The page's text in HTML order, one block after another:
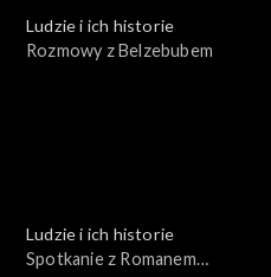
Ludzie i ich historie
Rozmowy z Belzebubem
Ludzie i ich historie
Spotkanie z Romanem